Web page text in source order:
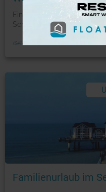
Eingebettet in die
Schweiz voll von Wäldern,
Familienurlaub im